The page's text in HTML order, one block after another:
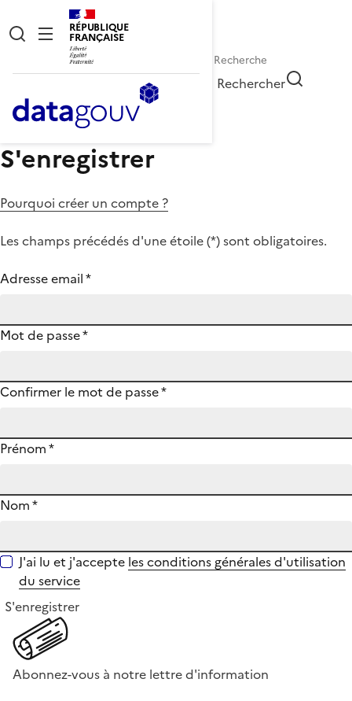
RÉPUBLIQUE
FRANÇAISE
Rechercher
S'enregistrer
Pourquoi créer un compte ?
Les champs précédés d'une étoile (*) sont obligatoires.
Adresse email*
Mot de passe*
Confirmer le mot de passe*
Prénom*
Nom*
J'ai lu et j'accepte les conditions générales d'utilisation
du service
S'enregistrer
Abonnez-vous à notre lettre d'information